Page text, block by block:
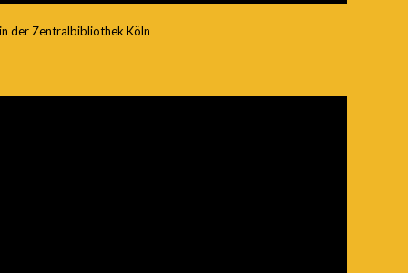
der Zentralbibliothek Köln